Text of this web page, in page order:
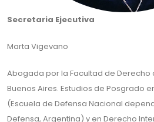
Secretaria Ejecutiva
Marta Vigevano
Abogada por la Facultad de Derecho
Buenos Aires. Estudios de Posgrado
(Escuela de Defensa Nacional
Defensa, Argentina) y en Derecho